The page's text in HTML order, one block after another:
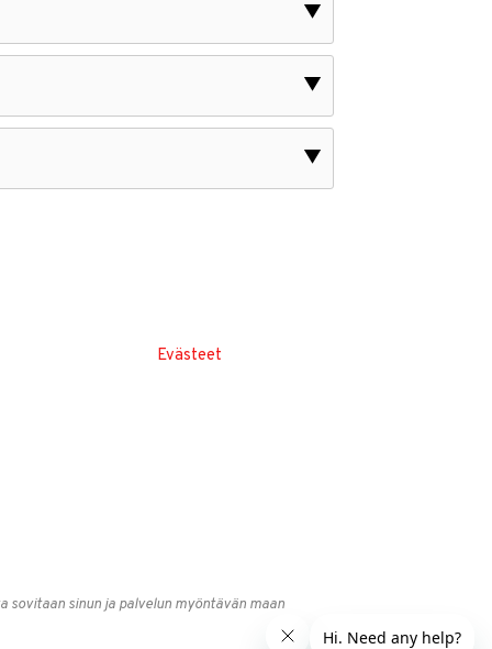
▼
▼
▼
Evästeet
sinun ja palvelun myöntävän maan